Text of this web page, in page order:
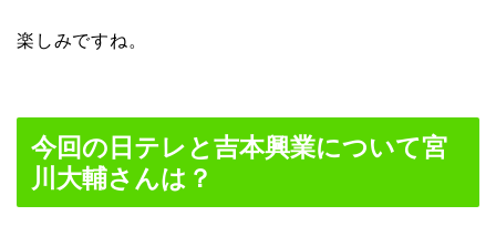
楽しみですね。
今回の日テレと吉本興業について宮
川大輔さんは？